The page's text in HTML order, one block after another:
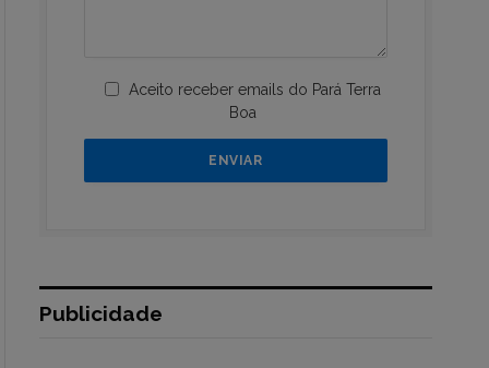
Aceito receber emails do Pará Terra
Boa
Publicidade